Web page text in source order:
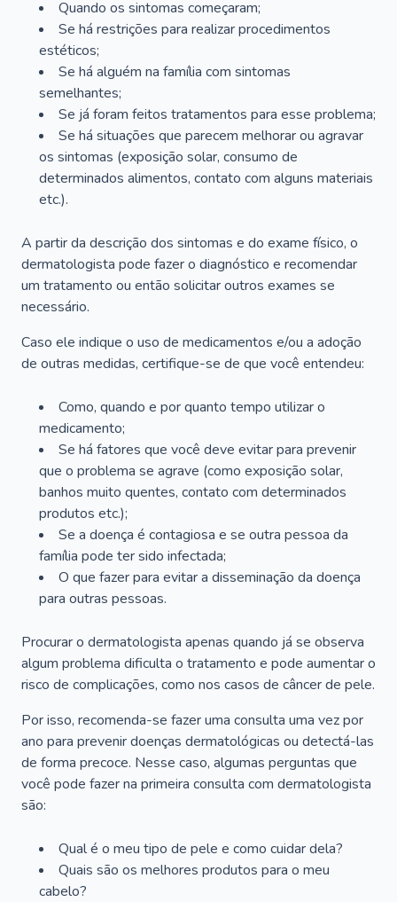
Quando os sintomas começaram;
Se há restrições para realizar procedimentos
estéticos;
Se há alguém na família com sintomas
semelhantes;
Se já foram feitos tratamentos para esse problema;
Se há situações que parecem melhorar ou agravar
os sintomas (exposição solar, consumo de
determinados alimentos, contato com alguns materiais
etc.).
A partir da descrição dos sintomas e do exame físico, o
dermatologista pode fazer o diagnóstico e recomendar
um tratamento ou então solicitar outros exames se
necessário.
Caso ele indique o uso de medicamentos e/ou a adoção
de outras medidas, certifique-se de que você entendeu:
Como, quando e por quanto tempo utilizar o
medicamento;
Se há fatores que você deve evitar para prevenir
que o problema se agrave (como exposição solar,
banhos muito quentes, contato com determinados
produtos etc.);
Se a doença é contagiosa e se outra pessoa da
família pode ter sido infectada;
O que fazer para evitar a disseminação da doença
para outras pessoas.
Procurar o dermatologista apenas quando já se observa
algum problema dificulta o tratamento e pode aumentar o
risco de complicações, como nos casos de câncer de pele.
Por isso, recomenda-se fazer uma consulta uma vez por
ano para prevenir doenças dermatológicas ou detectá-las
de forma precoce. Nesse caso, algumas perguntas que
você pode fazer na primeira consulta com dermatologista
são:
Qual é o meu tipo de pele e como cuidar dela?
Quais são os melhores produtos para o meu
cabelo?